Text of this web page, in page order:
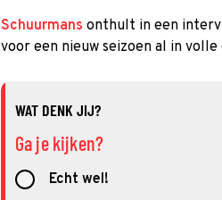
Schuurmans onthult in een
voor een nieuw seizoen al in volle
WAT DENK JIJ?
Ga je kijken?
Echt wel!